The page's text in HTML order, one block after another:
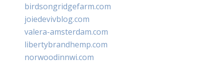
birdsongridgefarm.com
joiedevivblog.com
valera-amsterdam.com
libertybrandhemp.com
norwoodinnwi.com